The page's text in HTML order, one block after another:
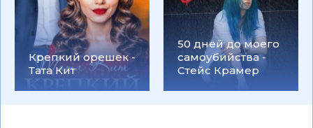
Крепкий орешек -
Тата Кит
50 дней до моего
самоубийства -
Стейс Крамер